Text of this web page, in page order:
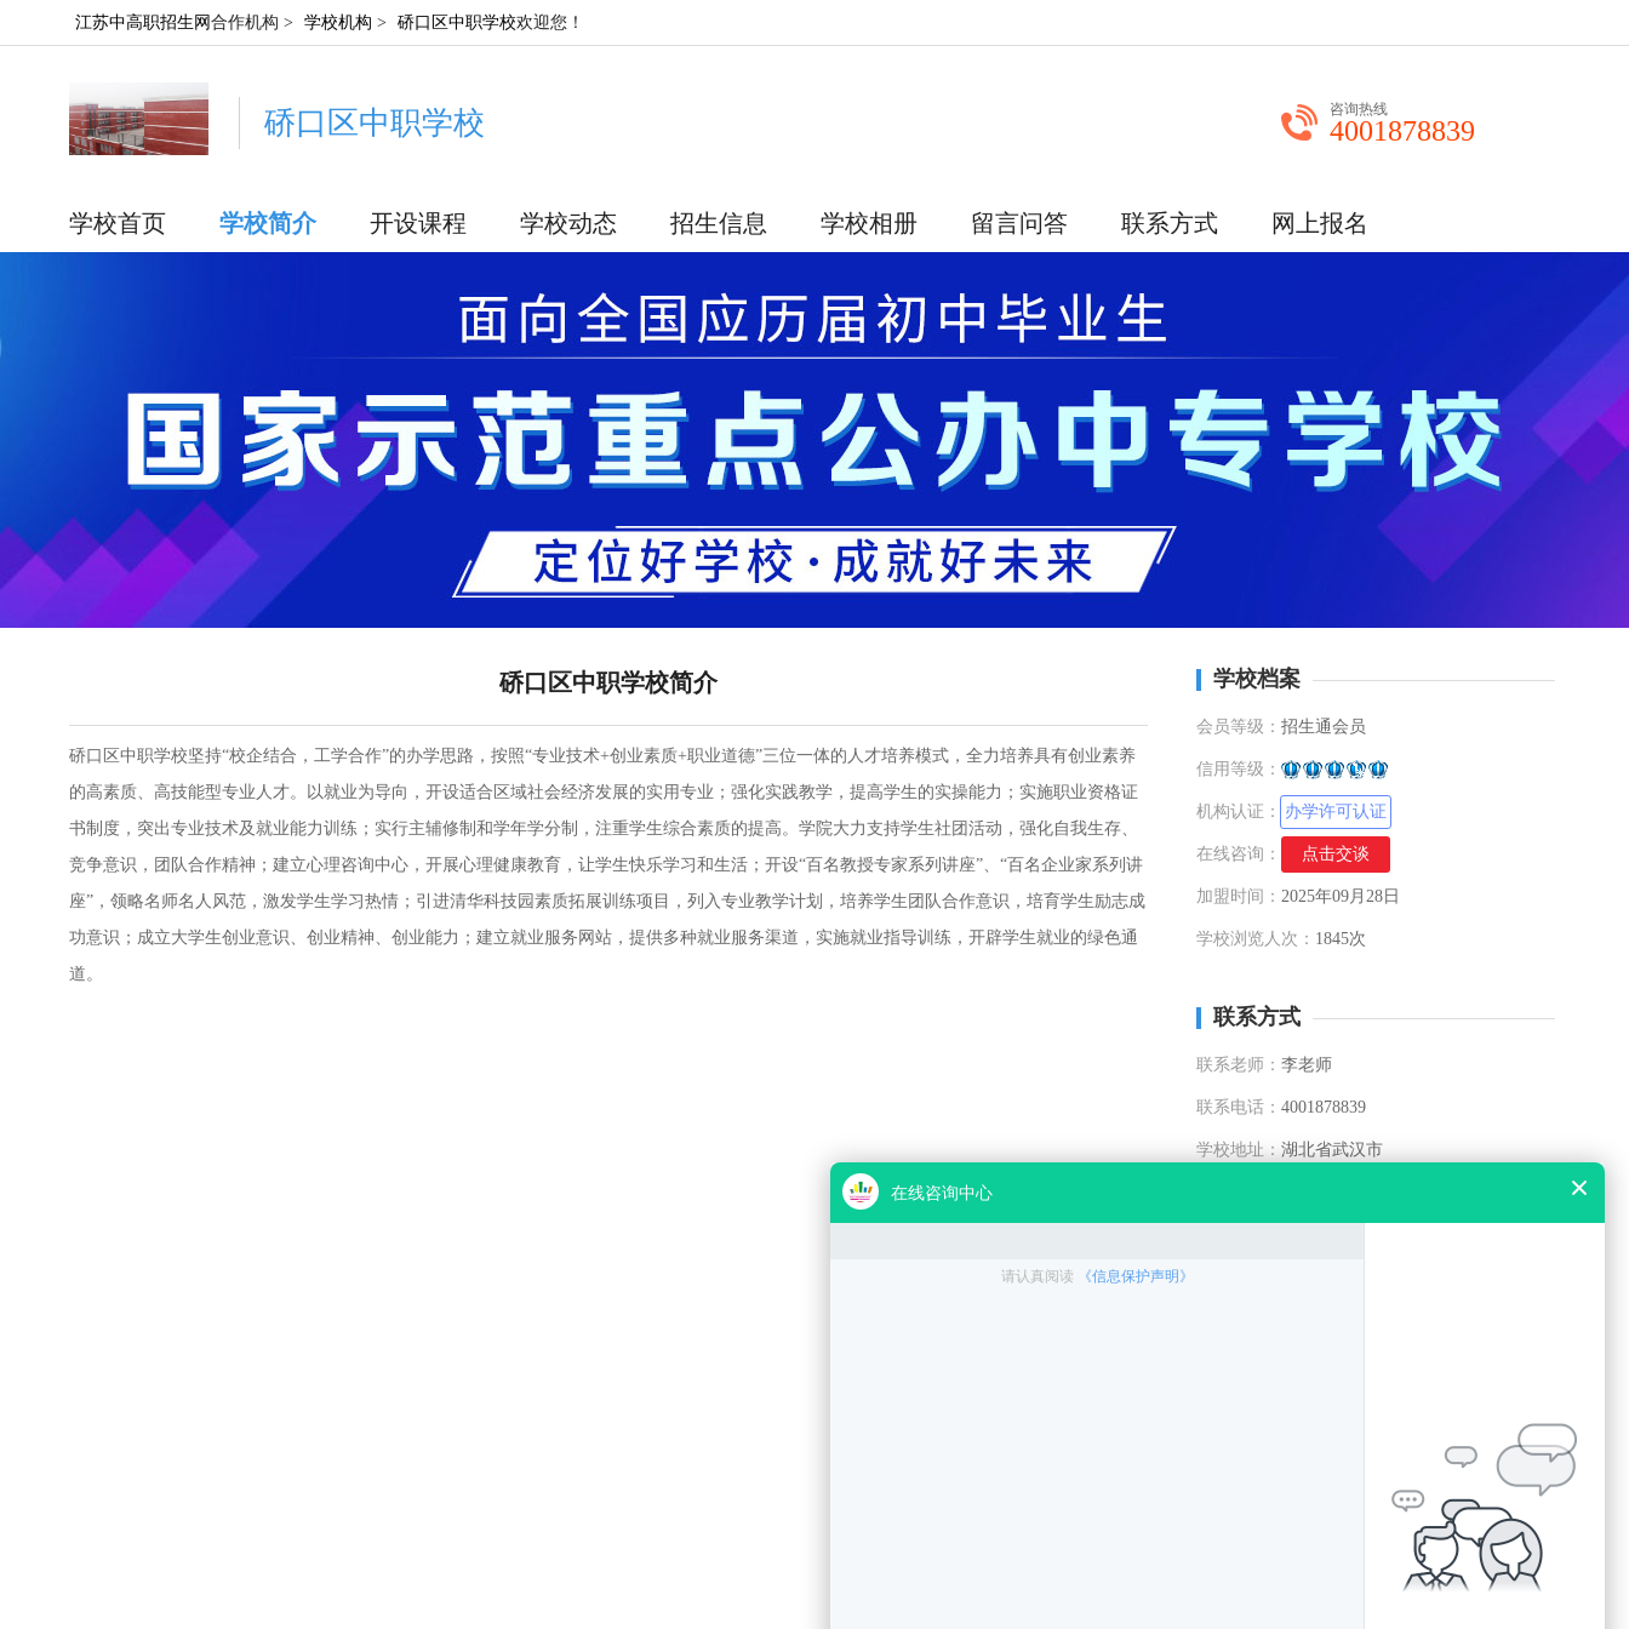
江苏中高职招生网 合作机构 > 学校机构 > 硚口区中职学校欢迎您！
硚口区中职学校 咨询热线
4001878839
学校首页 学校简介 开设课程 学校动态 招生信息 学校相册 留言问答 联系方式 网上报名
硚口区中职学校简介
硚口区中职学校坚持“校企结合，工学合作”的办学思路，按照“专业技术+创业素质+职业道德”三位一体的人才培养模式，全力培养具有创业素养
的高素质、高技能型专业人才。以就业为导向，开设适合区域社会经济发展的实用专业；强化实践教学，提高学生的实操能力；实施职业资格证
书制度，突出专业技术及就业能力训练；实行主辅修制和学年学分制，注重学生综合素质的提高。学院大力支持学生社团活动，强化自我生存、
竞争意识，团队合作精神；建立心理咨询中心，开展心理健康教育，让学生快乐学习和生活；开设“百名教授专家系列讲座”、“百名企业家系列讲
座”，领略名师名人风范，激发学生学习热情；引进清华科技园素质拓展训练项目，列入专业教学计划，培养学生团队合作意识，培育学生励志成
功意识；成立大学生创业意识、创业精神、创业能力；建立就业服务网站，提供多种就业服务渠道，实施就业指导训练，开辟学生就业的绿色通
道。
学校档案
会员等级： 招生通会员
信用等级：
机构认证： 办学许可认证
在线咨询： 点击交谈
加盟时间： 2025年09月28日
学校浏览人次： 1845次
联系方式
联系老师： 李老师
联系电话： 4001878839
学校地址： 湖北省武汉市
硚口区中职学校智能制造装备技术专
硚口区中职学校电气自动化技术专业
硚口区中职学校机械制造及自动化专
硚口区中职学校工业机器人技术专业